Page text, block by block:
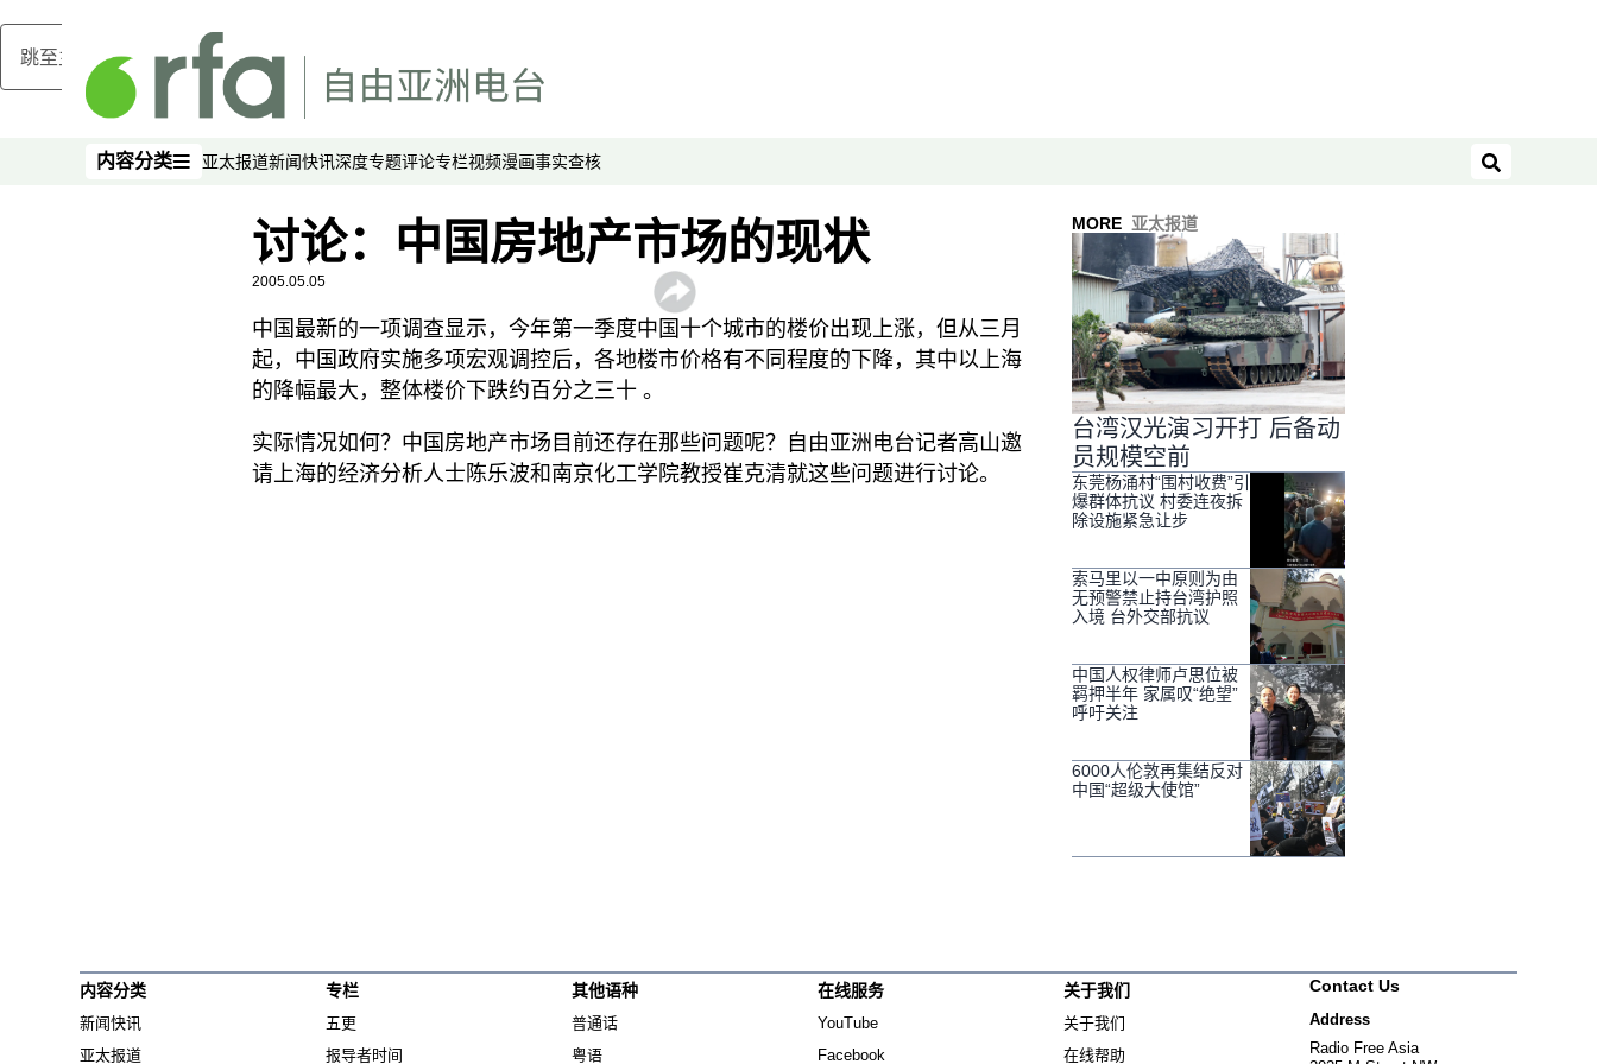
跳至主内容
内容分类
内容分类 亚太报道新闻快讯深度专题评论专栏视频漫画事实查核
搜索
军事无禁区
劳工通讯
绿色情报员
周嘉有话说
夜话中南海
报导者时间
显示 视频 个子部分
讨论：中国房地产市场的现状
2005.05.05
中国最新的一项调查显示，今年第一季度中国十个城市的楼价出现上涨，但从三月
起，中国政府实施多项宏观调控后，各地楼市价格有不同程度的下降，其中以上海
的降幅最大，整体楼价下跌约百分之三十 。
实际情况如何？中国房地产市场目前还存在那些问题呢？自由亚洲电台记者高山邀
请上海的经济分析人士陈乐波和南京化工学院教授崔克清就这些问题进行讨论。
MORE 亚太报道
台湾汉光演习开打 后备动
员规模空前
东莞杨涌村“围村收费”引
爆群体抗议 村委连夜拆
除设施紧急让步
索马里以一中原则为由
无预警禁止持台湾护照
入境 台外交部抗议
中国人权律师卢思位被
羁押半年 家属叹“绝望”
呼吁关注
6000人伦敦再集结反对
中国“超级大使馆”
内容分类
新闻快讯
亚太报道
专栏
五更
报导者时间
其他语种
普通话
粤语
在线服务
YouTube
Facebook
关于我们
关于我们
在线帮助
Contact Us
Address
Radio Free Asia